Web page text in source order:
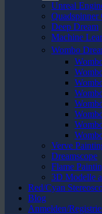
Unreal
Quadspinner
Deep Dream
Machine
Wombo
Verve
Dreamscope
Flame
3D Modelle
Red/Cyan
Blog
Anmelden/